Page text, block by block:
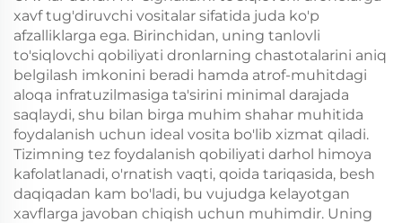
xavf tug'diruvchi vositalar sifatida juda ko'p
afzalliklarga ega. Birinchidan, uning tanlovli
to'siqlovchi qobiliyati dronlarning chastotalarini aniq
belgilash imkonini beradi hamda atrof-muhitdagi
aloqa infratuzilmasiga ta'sirini minimal darajada
saqlaydi, shu bilan birga muhim shahar muhitida
foydalanish uchun ideal vosita bo'lib xizmat qiladi.
Tizimning tez foydalanish qobiliyati darhol himoya
kafolatlanadi, o'rnatish vaqti, qoida tariqasida, besh
daqiqadan kam bo'ladi, bu vujudga kelayotgan
xavflarga javoban chiqish uchun muhimdir. Uning